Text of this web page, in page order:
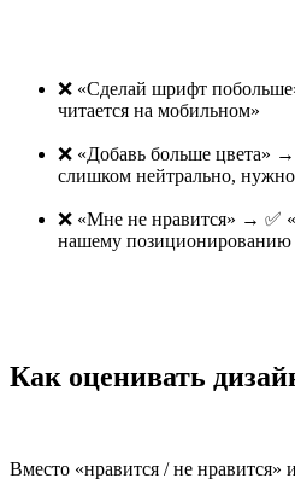
❌ «Сделай шрифт
читается на мобильном»
❌ «Добавь больше цвета»
слишком нейтрально,
❌ «Мне не нравится» → ✅
нашему позиционированию
Как оценивать
Вместо «нравится / не нравится»